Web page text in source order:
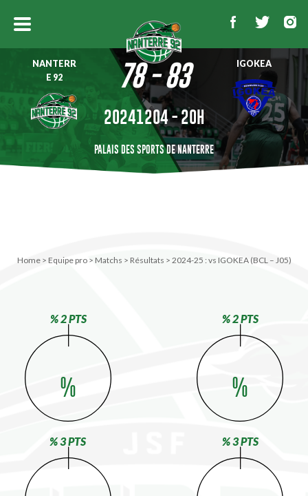
NANTERR
E 92
78 - 83 IGOKEA
20241204 - 20H
PALAIS DES SPORTS DE NANTERRE
Home> Equipe pro> Matchs > Résultats > 2024-25 : vs IGOKEA (BCL – J05)
% 2 PTS
%
% 3 PTS
% 2 PTS
%
% 3 PTS